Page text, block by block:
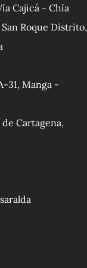
Cajicá - Chía
Roque Distrito,
31, Manga -
Cartagena,